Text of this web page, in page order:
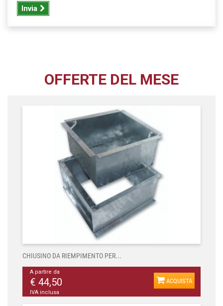
Invia
OFFERTE DEL MESE
CHIUSINO DA RIEMPIMENTO PER...
A partire da
€ 44,50
IVA inclusa
ACQUISTA